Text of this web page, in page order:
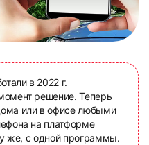
в 2022 г.
решение. Теперь
или в офисе любыми
на платформе
же, с одной программы.